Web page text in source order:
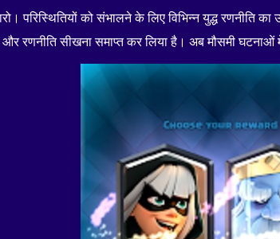
परिस्थितियों को संभालने के लिए विभिन्न युद्ध रणनीति
रणनीति सीखना समाप्त कर लिया है। अब मौसमी घटनाओं